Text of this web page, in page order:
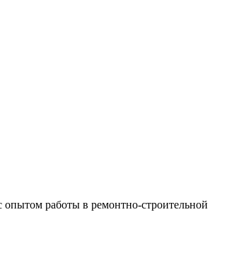
опытом работы в ремонтно-строительной